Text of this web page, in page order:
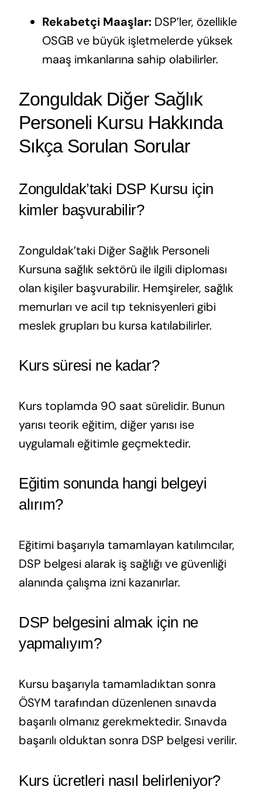
Rekabetçi Maaşlar:DSP’ler, özellikle
OSGB ve büyük işletmelerde yüksek
maaş imkanlarına sahip olabilirler.
Zonguldak Diğer Sağlık
Personeli Kursu Hakkında
Sıkça Sorulan Sorular
Zonguldak’taki DSP Kursu için
kimler başvurabilir?
Zonguldak’taki Diğer Sağlık Personeli
Kursuna sağlık sektörü ile ilgili diploması
olan kişiler başvurabilir. Hemşireler, sağlık
memurları ve acil tıp teknisyenleri gibi
meslek grupları bu kursa katılabilirler.
Kurs süresi ne kadar?
Kurs toplamda 90 saat sürelidir. Bunun
yarısı teorik eğitim, diğer yarısı ise
uygulamalı eğitimle geçmektedir.
Eğitim sonunda hangi belgeyi
alırım?
Eğitimi başarıyla tamamlayan katılımcılar,
DSP belgesi alarak iş sağlığı ve güvenliği
alanında çalışma izni kazanırlar.
DSP belgesini almak için ne
yapmalıyım?
Kursu başarıyla tamamladıktan sonra
ÖSYM tarafından düzenlenen sınavda
başarılı olmanız gerekmektedir. Sınavda
başarılı olduktan sonra DSP belgesi verilir.
Kurs ücretleri nasıl belirleniyor?